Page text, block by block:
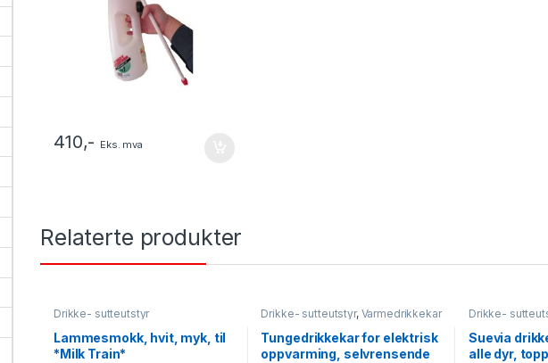
410,- Eks. mva
Relaterte produkter
Drikke- sutteutstyr
Lammesmokk, hvit, myk, til
*Milk Train*
Drikke- sutteutstyr, Varmedrikkekar
Tungedrikkekar for elektrisk
oppvarming, selvrensende
Drikke-
Suevia
alle dyr,